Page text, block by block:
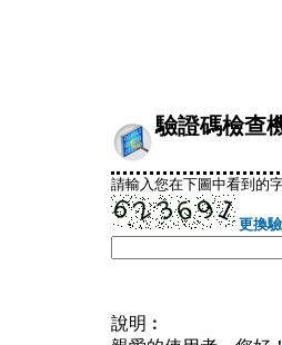
驗證碼檢查
請輸入您在下圖中看到的
更換
說明︰